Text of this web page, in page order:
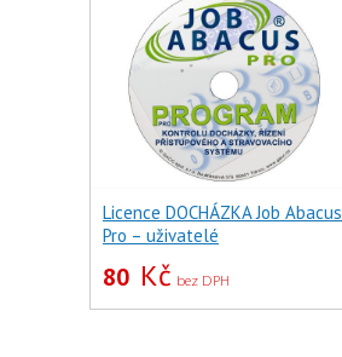
Licence DOCHÁZKA Job Abacus
Pro – uživatelé
80 Kč bez DPH